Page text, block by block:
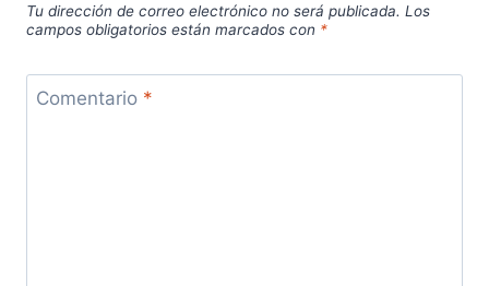
Tu dirección de correo electrónico no será publicada. Los
campos obligatorios están marcados con *
Comentario *